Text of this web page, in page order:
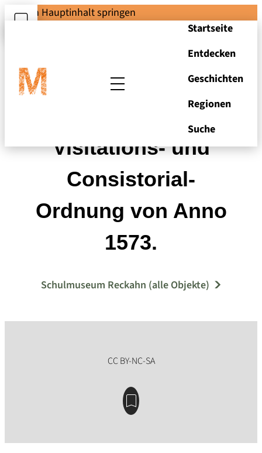
Zum Hauptinhalt springen
Startseite
Entdecken
Geschichten
Regionen
Suche
Churmärckische
Visitations- und
Consistorial-
Ordnung von Anno
1573.
Schulmuseum Reckahn (alle Objekte)